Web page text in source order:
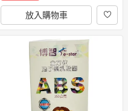
放入購物車